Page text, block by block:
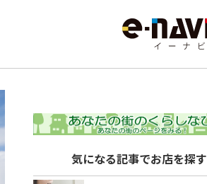
気になる記事でお店を探す